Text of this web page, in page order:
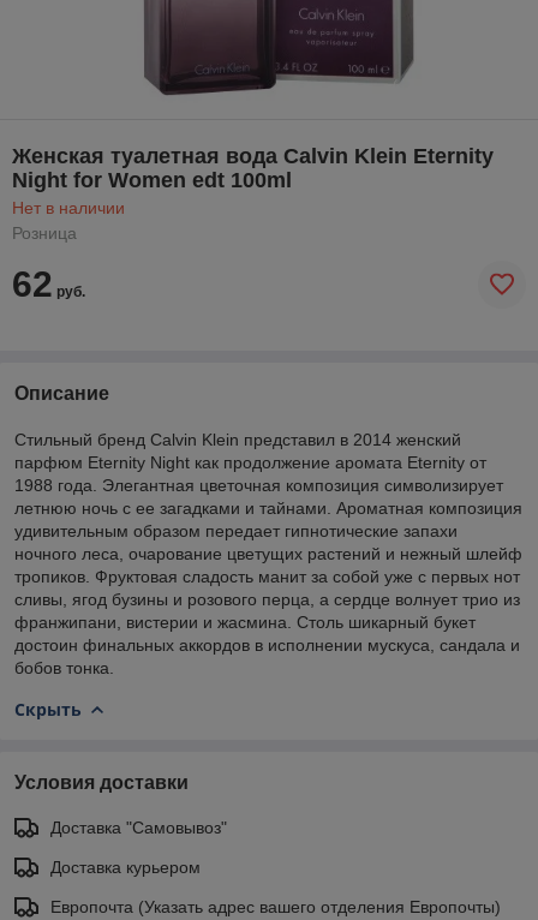
Женская туалетная вода Calvin Klein Eternity
Night for Women edt 100ml
Нет в наличии
Розница
62 руб.
Описание
Стильный бренд Calvin Klein представил в 2014 женский
парфюм Eternity Night как продолжение аромата Eternity от
1988 года. Элегантная цветочная композиция символизирует
летнюю ночь с ее загадками и тайнами. Ароматная композиция
удивительным образом передает гипнотические запахи
ночного леса, очарование цветущих растений и нежный шлейф
тропиков. Фруктовая сладость манит за собой уже с первых нот
сливы, ягод бузины и розового перца, а сердце волнует трио из
франжипани, вистерии и жасмина. Столь шикарный букет
достоин финальных аккордов в исполнении мускуса, сандала и
бобов тонка.
Скрыть
Условия доставки
Доставка "Самовывоз"
Доставка курьером
Европочта (Указать адрес вашего отделения Европочты)